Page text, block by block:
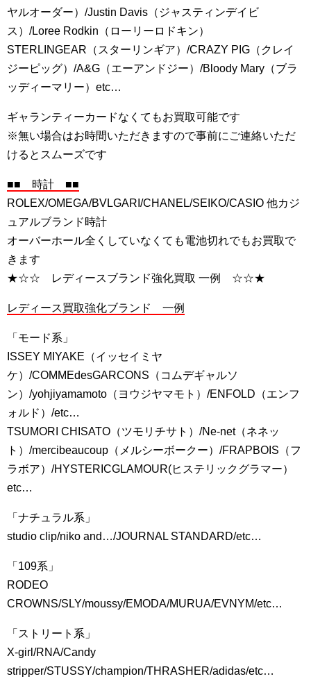
ヤルオーダー）/Justin Davis（ジャスティンデイビ
ス）/Loree Rodkin（ローリーロドキン）
STERLINGEAR（スターリンギア）/CRAZY PIG（クレイ
ジーピッグ）/A&G（エーアンドジー）/Bloody Mary（ブラ
ッディーマリー）etc…
ギャランティーカードなくてもお買取可能です
※無い場合はお時間いただきますので事前にご連絡いただ
けるとスムーズです
■■ 時計 ■■
ROLEX/OMEGA/BVLGARI/CHANEL/SEIKO/CASIO 他カジ
ュアルブランド時計
オーバーホール全くしていなくても電池切れでもお買取で
きます
★☆☆ レディースブランド強化買取 一例 ☆☆★
レディース買取強化ブランド 一例
「モード系」
ISSEY MIYAKE（イッセイミヤ
ケ）/COMMEdesGARCONS（コムデギャルソ
ン）/yohjiyamamoto（ヨウジヤマモト）/ENFOLD（エンフ
ォルド）/etc…
TSUMORI CHISATO（ツモリチサト）/Ne-net（ネネッ
ト）/mercibeaucoup（メルシーボークー）/FRAPBOIS（フ
ラボア）/HYSTERICGLAMOUR(ヒステリックグラマー）
etc…
「ナチュラル系」
studio clip/niko and…/JOURNAL STANDARD/etc…
「109系」
RODEO
CROWNS/SLY/moussy/EMODA/MURUA/EVNYM/etc…
「ストリート系」
X-girl/RNA/Candy
stripper/STUSSY/champion/THRASHER/adidas/etc…